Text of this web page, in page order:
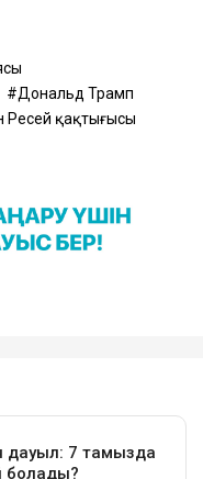
Дональд Трамп
Ресей қақтығысы